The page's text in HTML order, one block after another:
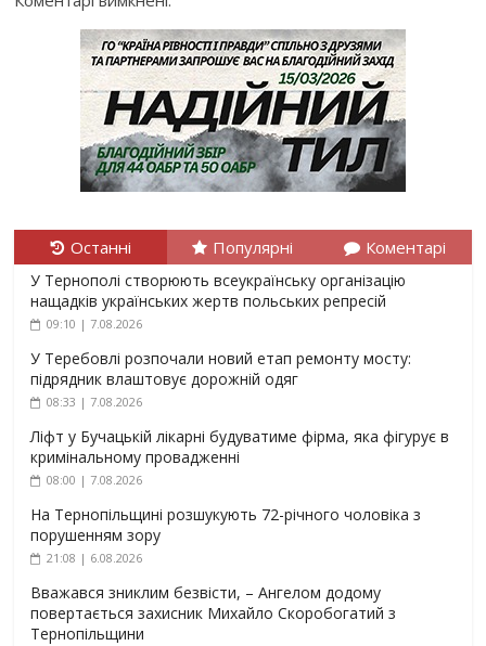
Останні Популярні Коментарі
У Тернополі створюють всеукраїнську організацію
нащадків українських жертв польських репресій
09:10 | 7.08.2026
У Теребовлі розпочали новий етап ремонту мосту:
підрядник влаштовує дорожній одяг
08:33 | 7.08.2026
Ліфт у Бучацькій лікарні будуватиме фірма, яка фігурує в
кримінальному провадженні
08:00 | 7.08.2026
На Тернопільщині розшукують 72-річного чоловіка з
порушенням зору
21:08 | 6.08.2026
Вважався зниклим безвісти, – Ангелом додому
повертається захисник Михайло Скоробогатий з
Тернопільщини